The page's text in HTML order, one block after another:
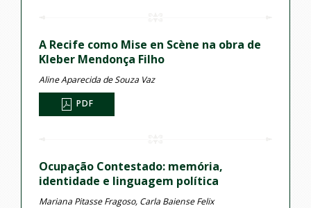
A Recife como Mise en Scène na obra de
Kleber Mendonça Filho
Aline Aparecida de Souza Vaz
PDF
Ocupação Contestado: memória,
identidade e linguagem política
Mariana Pitasse Fragoso, Carla Baiense Felix